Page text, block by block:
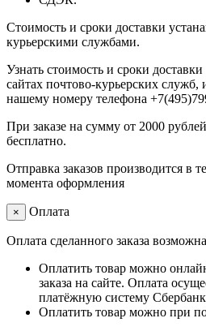
Стоимость и сроки доставки
курьерскими службами.
Узнать стоимость и сроки
сайтах почтово-курьерских
нашему номеру телефона
При заказе на сумму от 2000
бесплатно.
Отправка заказов производится в
момента оформления
× Оплата
Оплата сделанного заказа
Оплатить товар можно
заказа на сайте. Оплата
платёжную систему
Оплатить товар можно при